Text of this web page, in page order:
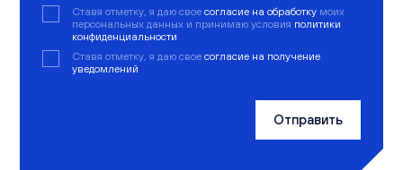
Ставя отметку, я даю свое согласие на обработку моих
персональных данных и принимаю условия политики
конфиденциальности
Ставя отметку, я даю свое согласие на получение
уведомлений
Отправить